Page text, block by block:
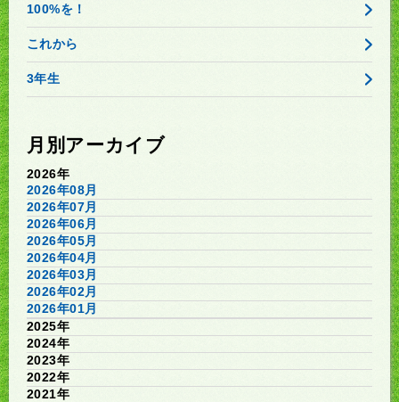
100%を！
これから
3年生
月別アーカイブ
2026年
2026年08月
2026年07月
2026年06月
2026年05月
2026年04月
2026年03月
2026年02月
2026年01月
2025年
2024年
2023年
2022年
2021年